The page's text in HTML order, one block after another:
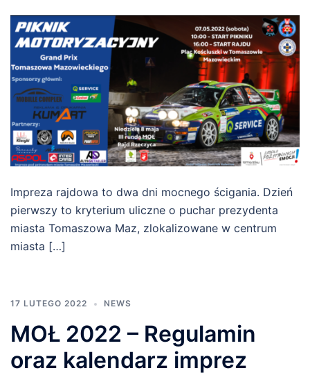
Impreza rajdowa to dwa dni mocnego ścigania. Dzień
pierwszy to kryterium uliczne o puchar prezydenta
miasta Tomaszowa Maz, zlokalizowane w centrum
miasta […]
17 LUTEGO 2022 NEWS
MOŁ 2022 – Regulamin
oraz kalendarz imprez